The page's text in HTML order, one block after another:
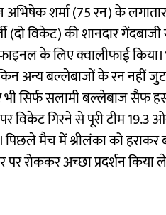
शर्मा (75 रन) के
विकेट) की शानदार
के लिए क्वालीफाई
अन्य बल्लेबाजों के रन नहीं
भी सिर्फ सलामी बल्लेबाज सैफ
विकेट गिरने से पूरी टीम 19.3
मैच में श्रीलंका को हराकर
रोककर अच्छा प्रदर्शन